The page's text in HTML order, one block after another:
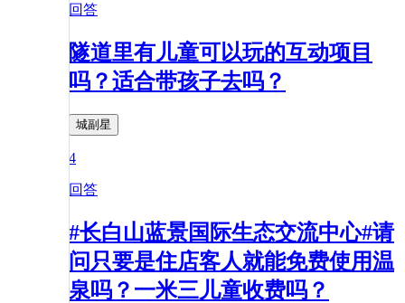
回答
隧道里有儿童可以玩的互动项目
吗？适合带孩子去吗？
城副星
4
回答
#长白山蓝景国际生态交流中心#请
问只要是住店客人就能免费使用温
泉吗？一米三儿童收费吗？